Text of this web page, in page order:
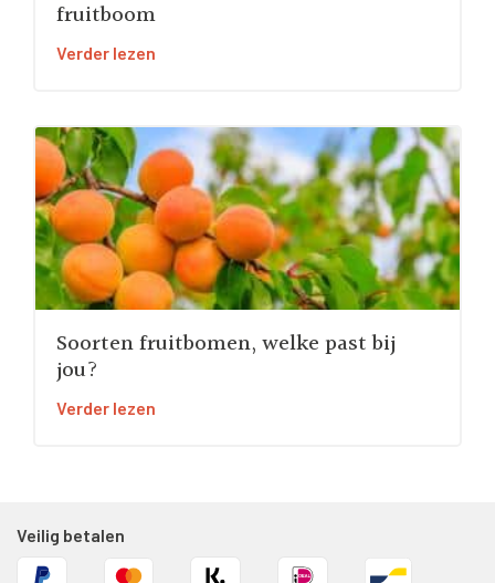
fruitboom
Verder lezen
Soorten fruitbomen, welke past bij
jou?
Verder lezen
Veilig betalen